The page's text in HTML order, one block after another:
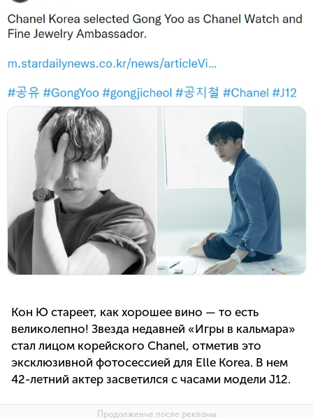
Кон Ю стареет, как хорошее вино — то есть
великолепно! Звезда недавней «Игры в кальмара»
стал лицом корейского Chanel, отметив это
эксклюзивной фотосессией для Elle Korea. В нем
42-летний актер засветился с часами модели J12.